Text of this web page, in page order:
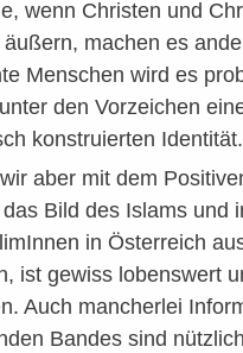
wenn Christen und
äußern, machen es
Menschen wird es
den Vorzeichen
konstruierten Identität.
aber mit dem
Bild des Islams und
in Österreich
ist gewiss lobenswert
Auch mancherlei
Bandes sind